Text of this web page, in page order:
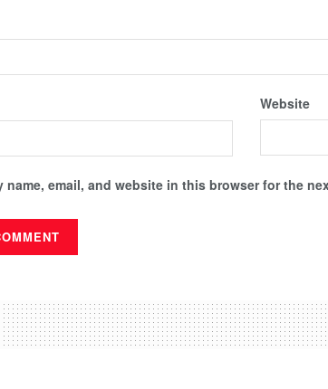
Website
name, email, and website in this browser for the